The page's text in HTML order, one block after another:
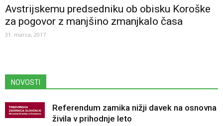
Avstrijskemu predsedniku ob obisku Koroške
za pogovor z manjšino zmanjkalo časa
31. marca, 2017
NOVOSTI
Referendum zamika nižji davek na osnovna
živila v prihodnje leto